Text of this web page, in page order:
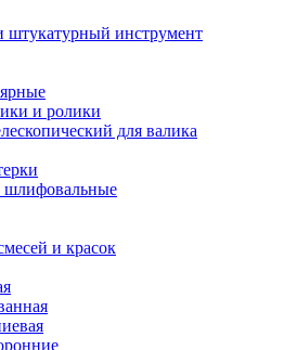
инструмент
и ролики
для валика
шлифовальные
и красок